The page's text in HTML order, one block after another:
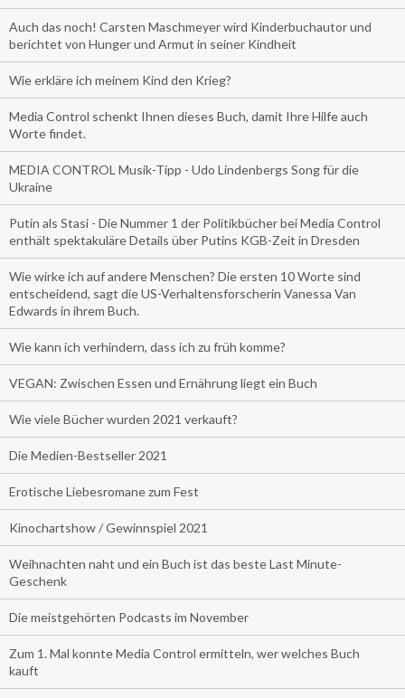
Auch das noch! Carsten Maschmeyer wird Kinderbuchautor und
berichtet von Hunger und Armut in seiner Kindheit
Wie erkläre ich meinem Kind den Krieg?
Media Control schenkt Ihnen dieses Buch, damit Ihre Hilfe auch
Worte findet.
MEDIA CONTROL Musik-Tipp - Udo Lindenbergs Song für die
Ukraine
Putin als Stasi - Die Nummer 1 der Politikbücher bei Media Control
enthält spektakuläre Details über Putins KGB-Zeit in Dresden
Wie wirke ich auf andere Menschen? Die ersten 10 Worte sind
entscheidend, sagt die US-Verhaltensforscherin Vanessa Van
Edwards in ihrem Buch.
Wie kann ich verhindern, dass ich zu früh komme?
VEGAN: Zwischen Essen und Ernährung liegt ein Buch
Wie viele Bücher wurden 2021 verkauft?
Die Medien-Bestseller 2021
Erotische Liebesromane zum Fest
Kinochartshow / Gewinnspiel 2021
Weihnachten naht und ein Buch ist das beste Last Minute-
Geschenk
Die meistgehörten Podcasts im November
Zum 1. Mal konnte Media Control ermitteln, wer welches Buch
kauft